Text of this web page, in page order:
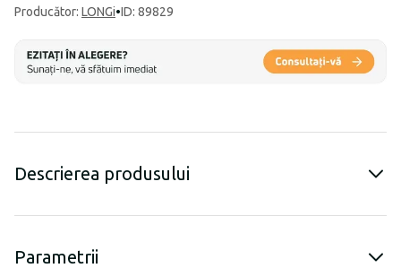
Producător: LONGi•ID: 89829
Descrierea produsului
Parametrii